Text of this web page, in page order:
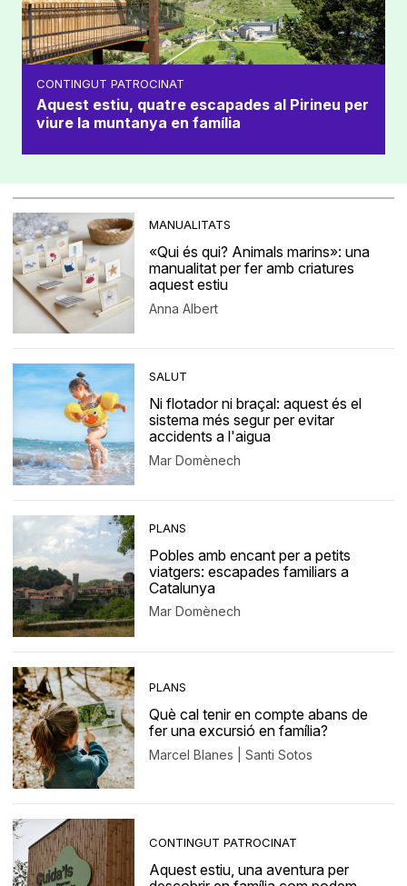
CONTINGUT PATROCINAT
Aquest estiu, quatre escapades al Pirineu per
viure la muntanya en família
MANUALITATS
«Qui és qui? Animals marins»: una
manualitat per fer amb criatures
aquest estiu
Anna Albert
SALUT
Ni flotador ni braçal: aquest és el
sistema més segur per evitar
accidents a l'aigua
Mar Domènech
PLANS
Pobles amb encant per a petits
viatgers: escapades familiars a
Catalunya
Mar Domènech
PLANS
Què cal tenir en compte abans de
fer una excursió en família?
Marcel Blanes | Santi Sotos
CONTINGUT PATROCINAT
Aquest estiu, una aventura per